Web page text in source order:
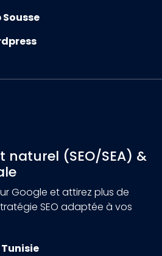
naturel (SEO/SEA) &
Google et attirez plus de
SEO adaptée à vos
Tunisie